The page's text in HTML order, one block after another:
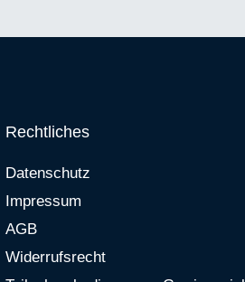
Rechtliches
Datenschutz
Impressum
AGB
Widerrufsrecht